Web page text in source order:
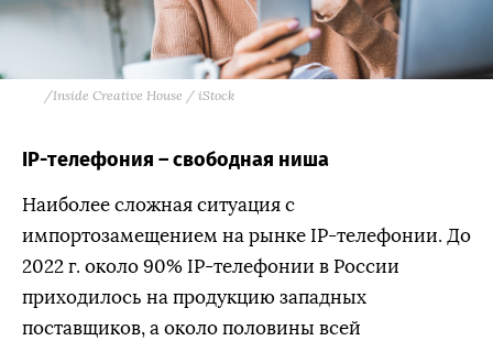
/Inside Creative House / iStock
IP-телефония – свободная ниша
Наиболее сложная ситуация с
импортозамещением на рынке IP-телефонии. До
2022 г. около 90% IP-телефонии в России
приходилось на продукцию западных
поставщиков, а около половины всей